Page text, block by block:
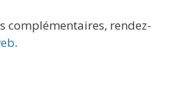
complémentaires, rendez-
.